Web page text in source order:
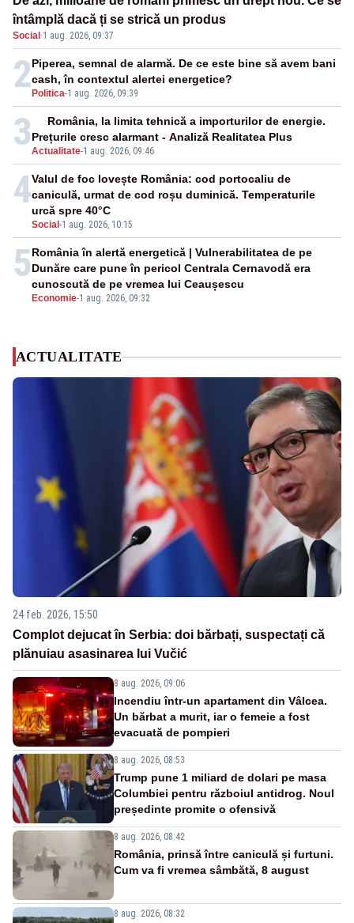
întâmplă dacă ți se strică un produs
Social ·1 aug. 2026, 09:37
2 Politica-1 aug. 2026, 09:39
Piperea, semnal de alarmă. De ce este bine să avem bani
cash, în contextul alertei energetice?
3Actualitate-1 aug. 2026, 09:46
România, la limita tehnică a importurilor de energie.
Prețurile cresc alarmant - Analiză Realitatea Plus
4
Social -1 aug. 2026, 10:15
Valul de foc lovește România: cod portocaliu de
caniculă, urmat de cod roșu duminică. Temperaturile
urcă spre 40°C
5
Economie-1 aug. 2026, 09:32
România în alertă energetică | Vulnerabilitatea de pe
Dunăre care pune în pericol Centrala Cernavodă era
cunoscută de pe vremea lui Ceaușescu
ACTUALITATE
24 feb. 2026, 15:50
Complot dejucat în Serbia: doi bărbați, suspectați că
plănuiau asasinarea lui Vučić
8 aug. 2026, 09:06
Incendiu într-un apartament din Vâlcea.
Un bărbat a murit, iar o femeie a fost
evacuată de pompieri
8 aug. 2026, 08:53
Trump pune 1 miliard de dolari pe masa
Columbiei pentru războiul antidrog. Noul
președinte promite o ofensivă
8 aug. 2026, 08:42
România, prinsă între caniculă și furtuni.
Cum va fi vremea sâmbătă, 8 august
8 aug. 2026, 08:32